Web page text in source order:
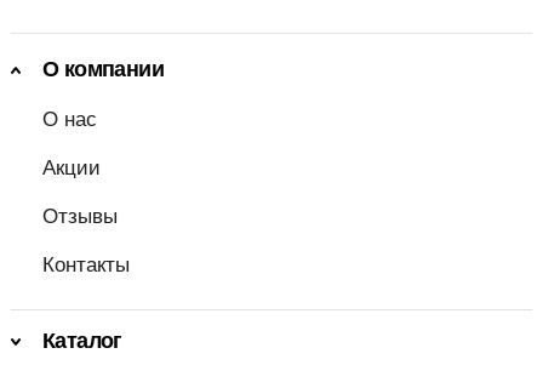
О компании
О нас
Акции
Отзывы
Контакты
Каталог